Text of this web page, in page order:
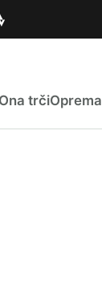
trčiOprema